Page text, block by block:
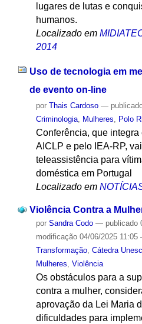
lugares de lutas e
humanos.
Localizado em
2014
Uso de tecnologia em
de evento on-line
por Thais Cardoso —
Criminologia, Mulheres, Polo
Conferência, que
AICLP e pelo IEA-RP,
teleassistência para
doméstica em Portugal
Localizado em
Violência Contra a
por Sandra Codo — publicado
modificação04/06/2025 11:05
Transformação, Cátedra
Mulheres, Violência
Os obstáculos para a
contra a mulher,
aprovação da Lei Maria
dificuldades para